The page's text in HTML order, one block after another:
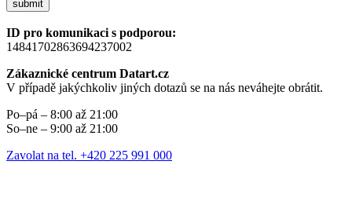
submit
ID pro komunikaci s podporou:
14841702863694237002
Zákaznické centrum Datart.cz
V případě jakýchkoliv jiných dotazů se na nás neváhejte obrátit.
Po–pá – 8:00 až 21:00
So–ne – 9:00 až 21:00
Zavolat na tel. +420 225 991 000